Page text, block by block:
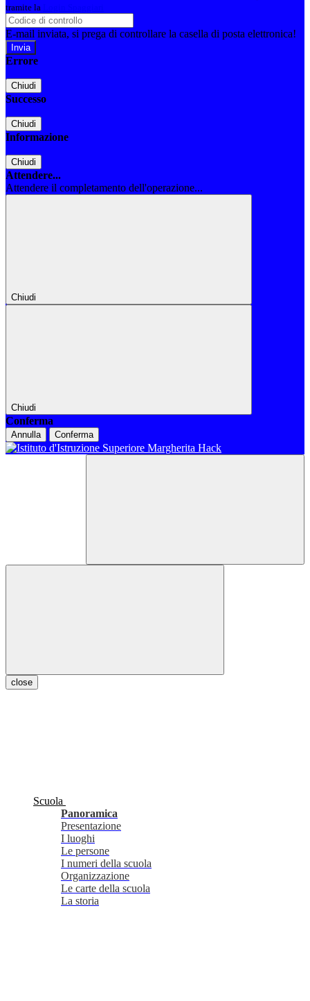
tramite la
E-mail inviata, si prega di controllare la casella di posta elettronica!
Errore
Chiudi
Successo
Chiudi
Informazione
Chiudi
Attendere...
Attendere il completamento dell'operazione...
Chiudi
Chiudi
Conferma
Annulla Conferma
close
Scuola
Panoramica
Presentazione
I luoghi
Le persone
I numeri della scuola
Organizzazione
Le carte della scuola
La storia